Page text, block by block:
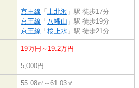
京王線 「 上北沢 」駅 徒歩17分
京王線 「 八幡山 」駅 徒歩19分
京王線 「 桜上水 」駅 徒歩21分
19万円～19.2万円
5,000円
55.08㎡～61.03㎡